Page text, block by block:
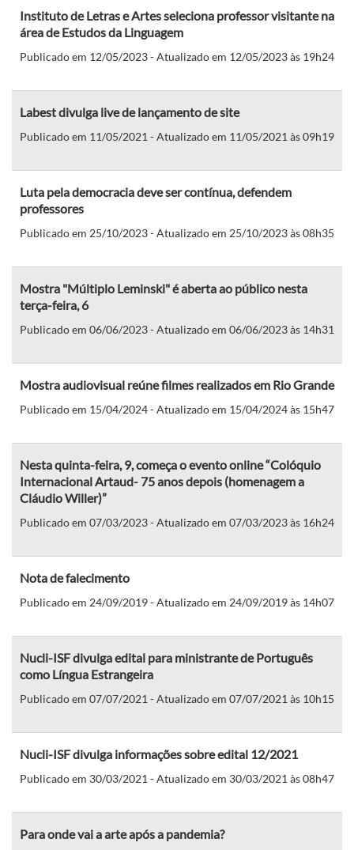
Instituto de Letras e Artes seleciona professor visitante na
área de Estudos da Linguagem
Publicado em 12/05/2023 - Atualizado em 12/05/2023 às 19h24
Labest divulga live de lançamento de site
Publicado em 11/05/2021 - Atualizado em 11/05/2021 às 09h19
Luta pela democracia deve ser contínua, defendem
professores
Publicado em 25/10/2023 - Atualizado em 25/10/2023 às 08h35
Mostra "Múltiplo Leminski" é aberta ao público nesta
terça-feira, 6
Publicado em 06/06/2023 - Atualizado em 06/06/2023 às 14h31
Mostra audiovisual reúne filmes realizados em Rio Grande
Publicado em 15/04/2024 - Atualizado em 15/04/2024 às 15h47
Nesta quinta-feira, 9, começa o evento online “Colóquio
Internacional Artaud- 75 anos depois (homenagem a
Cláudio Willer)”
Publicado em 07/03/2023 - Atualizado em 07/03/2023 às 16h24
Nota de falecimento
Publicado em 24/09/2019 - Atualizado em 24/09/2019 às 14h07
Nucli-ISF divulga edital para ministrante de Português
como Língua Estrangeira
Publicado em 07/07/2021 - Atualizado em 07/07/2021 às 10h15
Nucli-ISF divulga informações sobre edital 12/2021
Publicado em 30/03/2021 - Atualizado em 30/03/2021 às 08h47
Para onde vai a arte após a pandemia?